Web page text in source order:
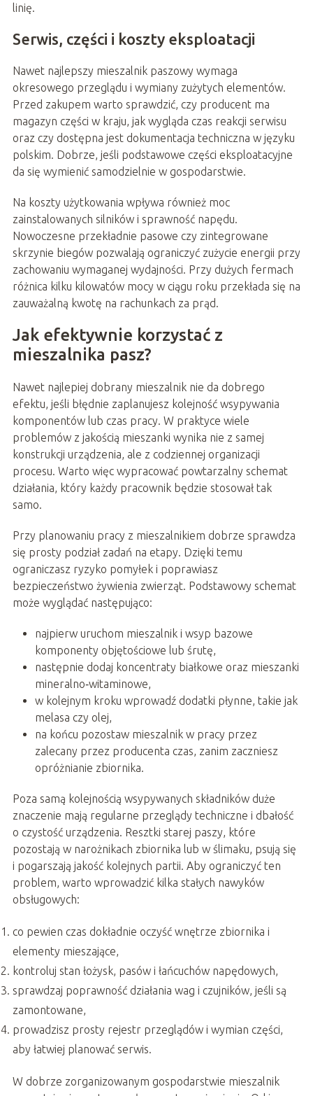
linię.
Serwis, części i koszty eksploatacji
Nawet najlepszy mieszalnik paszowy wymaga
okresowego przeglądu i wymiany zużytych elementów.
Przed zakupem warto sprawdzić, czy producent ma
magazyn części w kraju, jak wygląda czas reakcji serwisu
oraz czy dostępna jest dokumentacja techniczna w języku
polskim. Dobrze, jeśli podstawowe części eksploatacyjne
da się wymienić samodzielnie w gospodarstwie.
Na koszty użytkowania wpływa również moc
zainstalowanych silników i sprawność napędu.
Nowoczesne przekładnie pasowe czy zintegrowane
skrzynie biegów pozwalają ograniczyć zużycie energii przy
zachowaniu wymaganej wydajności. Przy dużych fermach
różnica kilku kilowatów mocy w ciągu roku przekłada się na
zauważalną kwotę na rachunkach za prąd.
Jak efektywnie korzystać z
mieszalnika pasz?
Nawet najlepiej dobrany mieszalnik nie da dobrego
efektu, jeśli błędnie zaplanujesz kolejność wsypywania
komponentów lub czas pracy. W praktyce wiele
problemów z jakością mieszanki wynika nie z samej
konstrukcji urządzenia, ale z codziennej organizacji
procesu. Warto więc wypracować powtarzalny schemat
działania, który każdy pracownik będzie stosował tak
samo.
Przy planowaniu pracy z mieszalnikiem dobrze sprawdza
się prosty podział zadań na etapy. Dzięki temu
ograniczasz ryzyko pomyłek i poprawiasz
bezpieczeństwo żywienia zwierząt. Podstawowy schemat
może wyglądać następująco:
najpierw uruchom mieszalnik i wsyp bazowe
komponenty objętościowe lub śrutę,
następnie dodaj koncentraty białkowe oraz mieszanki
mineralno‑witaminowe,
w kolejnym kroku wprowadź dodatki płynne, takie jak
melasa czy olej,
na końcu pozostaw mieszalnik w pracy przez
zalecany przez producenta czas, zanim zaczniesz
opróżnianie zbiornika.
Poza samą kolejnością wsypywanych składników duże
znaczenie mają regularne przeglądy techniczne i dbałość
o czystość urządzenia. Resztki starej paszy, które
pozostają w narożnikach zbiornika lub w ślimaku, psują się
i pogarszają jakość kolejnych partii. Aby ograniczyć ten
problem, warto wprowadzić kilka stałych nawyków
obsługowych:
co pewien czas dokładnie oczyść wnętrze zbiornika i
elementy mieszające,
kontroluj stan łożysk, pasów i łańcuchów napędowych,
sprawdzaj poprawność działania wag i czujników, jeśli są
zamontowane,
prowadzisz prosty rejestr przeglądów i wymian części,
aby łatwiej planować serwis.
W dobrze zorganizowanym gospodarstwie mieszalnik